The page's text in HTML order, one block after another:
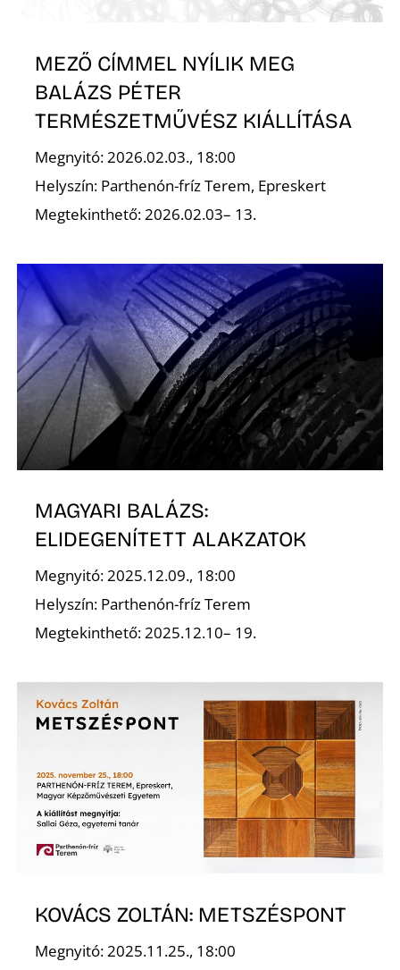
MEZŐ CÍMMEL NYÍLIK MEG
BALÁZS PÉTER
TERMÉSZETMŰVÉSZ KIÁLLÍTÁSA
Megnyitó: 2026.02.03., 18:00
Helyszín: Parthenón-fríz Terem, Epreskert
Megtekinthető: 2026.02.03– 13.
MAGYARI BALÁZS:
ELIDEGENÍTETT ALAKZATOK
Megnyitó: 2025.12.09., 18:00
Helyszín: Parthenón-fríz Terem
Megtekinthető: 2025.12.10– 19.
KOVÁCS ZOLTÁN: METSZÉSPONT
Megnyitó: 2025.11.25., 18:00